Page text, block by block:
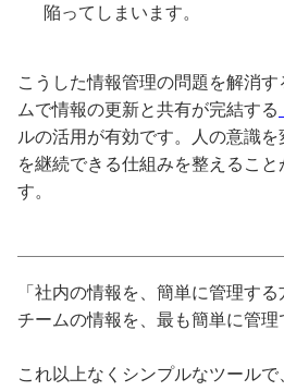
陥ってしまいます。
こうした情報管理の問題を解消
ムで情報の更新と共有が完結する
ルの活用が有効です。人の意識
を継続できる仕組みを整えるこ
す。
「社内の情報を、簡単に管理する
チームの情報を、最も簡単に管理
これ以上なくシンプルなツール